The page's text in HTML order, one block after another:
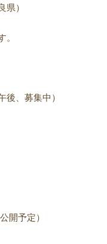
）
、募集中）
開予定）